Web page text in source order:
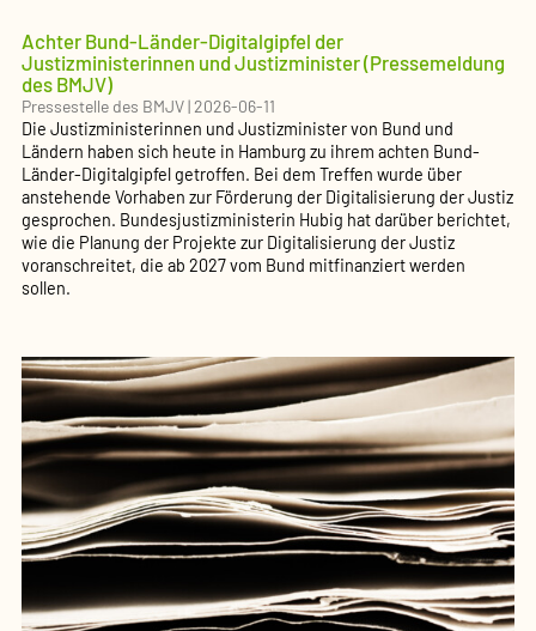
Achter Bund-Länder-Digitalgipfel der
Justizministerinnen und Justizminister (Pressemeldung
des BMJV)
Pressestelle des BMJV|2026-06-11
Die Justizministerinnen und Justizminister von Bund und
Ländern haben sich heute in Hamburg zu ihrem achten Bund-
Länder-Digitalgipfel getroffen. Bei dem Treffen wurde über
anstehende Vorhaben zur Förderung der Digitalisierung der Justiz
gesprochen. Bundesjustizministerin Hubig hat darüber berichtet,
wie die Planung der Projekte zur Digitalisierung der Justiz
voranschreitet, die ab 2027 vom Bund mitfinanziert werden
sollen.